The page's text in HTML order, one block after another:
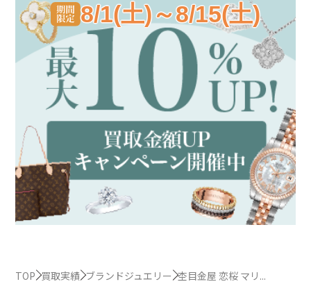
8/1(土)～8/15(土)
TOP 買取実績 ブランドジュエリー 杢目金屋 恋桜 マリ...